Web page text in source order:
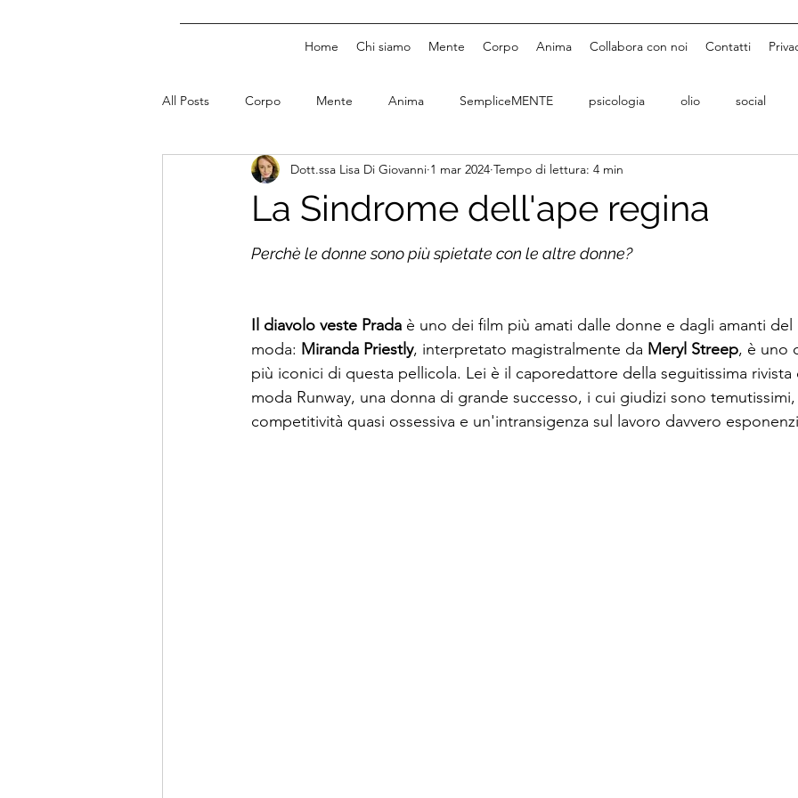
Home Chi siamo Mente Corpo Anima Collabora con noi Contatti
All Posts Corpo Mente Anima SempliceMENTE psicologia olio social
La Sindrome dell'ape regina
Dott.ssa Lisa Di Giovanni 1 mar 2024 Tempo di lettura: 4 min
Perchè le donne sono più spietate con le altre donne?
Il diavolo veste Prada è uno dei film più amati dalle donne e dagli amanti
moda: Miranda Priestly, interpretato magistralmente da Meryl Streep, è uno
più iconici di questa pellicola. Lei è il caporedattore della seguitissima
moda Runway, una donna di grande successo, i cui giudizi sono
competitività quasi ossessiva e un'intransigenza sul lavoro davvero